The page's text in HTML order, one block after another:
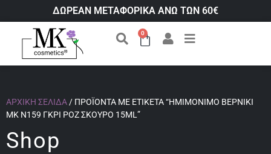
ΔΩΡΕΑΝ ΜΕΤΑΦΟΡΙΚΑ ΑΝΩ ΤΩΝ 60€
0
ΑΡΧΙΚΉ ΣΕΛΊΔΑ / ΠΡΟΪΌΝΤΑ ΜΕ ΕΤΙΚΈΤΑ “ΗΜΙΜΌΝΙΜΟ ΒΕΡΝΊΚΙ
ΜΚ Ν159 ΓΚΡΊ ΡΌΖ ΣΚΟΎΡΟ 15ML”
Shop